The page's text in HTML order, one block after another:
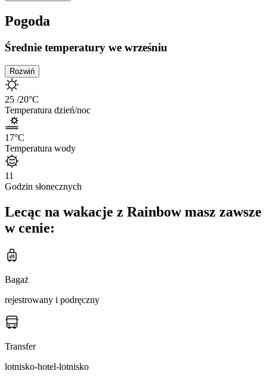
Pogoda
Średnie temperatury we wrześniu
Rozwiń
25 /20°C
Temperatura dzień/noc
17°C
Temperatura wody
11
Godzin słonecznych
Lecąc na wakacje z Rainbow masz zawsze
w cenie:
Bagaż
rejestrowany i podręczny
Transfer
lotnisko-hotel-lotnisko